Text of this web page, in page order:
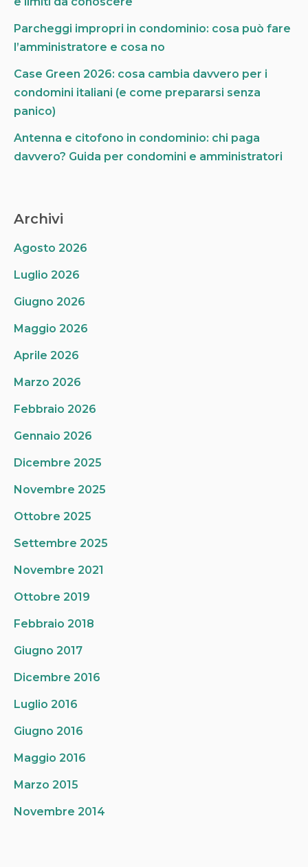
Parcheggi impropri in condominio: cosa può fare
l’amministratore e cosa no
Case Green 2026: cosa cambia davvero per i
condomini italiani (e come prepararsi senza
panico)
Antenna e citofono in condominio: chi paga
davvero? Guida per condomini e amministratori
Archivi
Agosto 2026
Luglio 2026
Giugno 2026
Maggio 2026
Aprile 2026
Marzo 2026
Febbraio 2026
Gennaio 2026
Dicembre 2025
Novembre 2025
Ottobre 2025
Settembre 2025
Novembre 2021
Ottobre 2019
Febbraio 2018
Giugno 2017
Dicembre 2016
Luglio 2016
Giugno 2016
Maggio 2016
Marzo 2015
Novembre 2014